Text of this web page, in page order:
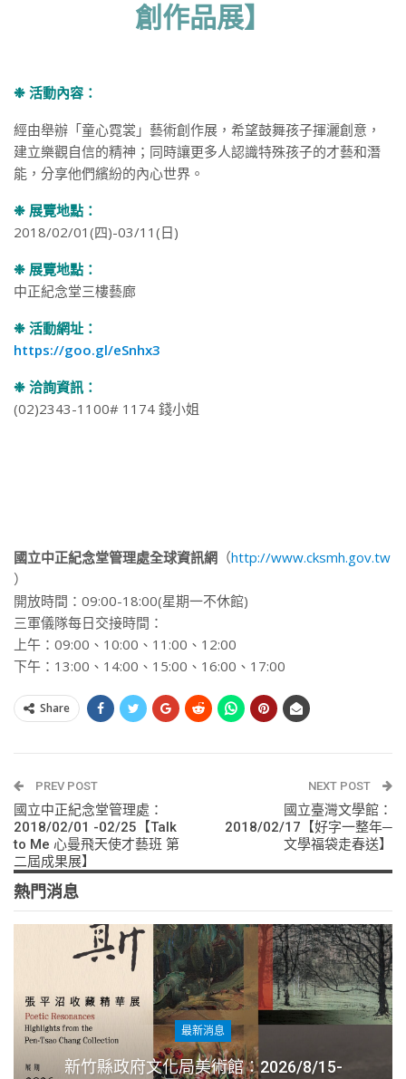
創作品展】
❉ 活動內容：
經由舉辦「童心霓裳」藝術創作展，希望鼓舞孩子揮灑創意，
建立樂觀自信的精神；同時讓更多人認識特殊孩子的才藝和潛
能，分享他們繽紛的內心世界。
❉ 展覽地點：
2018/02/01(四)-03/11(日)
❉ 展覽地點：
中正紀念堂三樓藝廊
❉ 活動網址：
https://goo.gl/eSnhx3
❉ 洽詢資訊：
(02)2343-1100# 1174 錢小姐
國立中正紀念堂管理處全球資訊網 （http://www.cksmh.gov.tw
）
開放時間：09:00-18:00(星期一不休館)
三軍儀隊每日交接時間：
上午：09:00、10:00、11:00、12:00
下午：13:00、14:00、15:00、16:00、17:00
Share
PREV POST
國立中正紀念堂管理處：
2018/02/01 -02/25【Talk
to Me 心曼飛天使才藝班 第
二屆成果展】
NEXT POST
國立臺灣文學館：
2018/02/17【好字一整年─
文學福袋走春送】
熱門消息
最新消息
新竹縣政府文化局美術館：2026/8/15-